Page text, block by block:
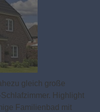
gleich große
Highlight
Familienbad mit